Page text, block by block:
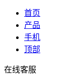
首页
产品
手机
顶部
在线客服